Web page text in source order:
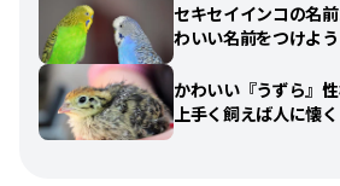
セキセイインコの名
わいい名前をつけよう
かわいい『うずら』
上手く飼えば人に懐